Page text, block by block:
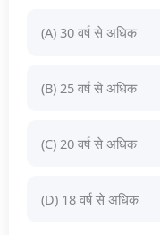
(A) 30 वर्ष से अधिक
(B) 25 वर्ष से अधिक
(C) 20 वर्ष से अधिक
(D) 18 वर्ष से अधिक